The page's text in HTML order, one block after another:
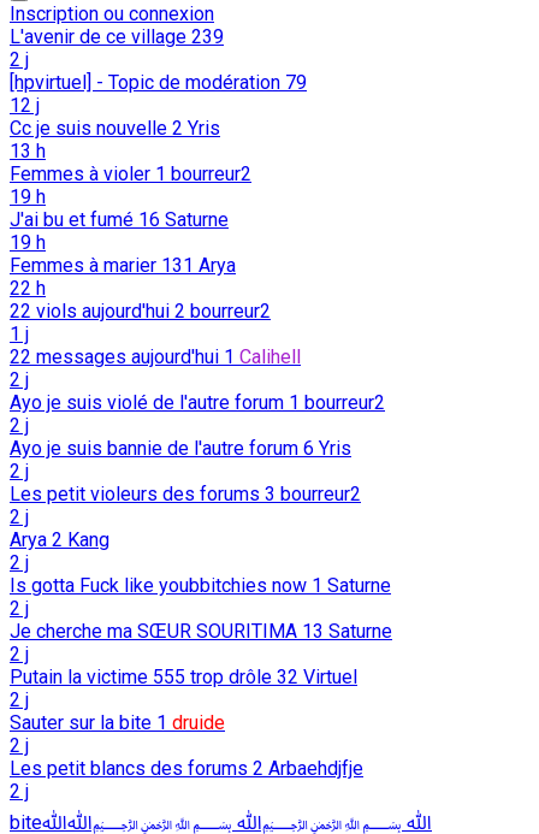
Inscription ou connexion
L'avenir de ce village 239
2 j
[hpvirtuel] - Topic de modération 79
12 j
Cc je suis nouvelle 2 Yris
13 h
Femmes à violer 1 bourreur2
19 h
J'ai bu et fumé 16 Saturne
19 h
Femmes à marier 131 Arya
22 h
22 viols aujourd'hui 2 bourreur2
1 j
22 messages aujourd'hui 1 Calihell
2 j
Ayo je suis violé de l'autre forum 1 bourreur2
2 j
Ayo je suis bannie de l'autre forum 6 Yris
2 j
Les petit violeurs des forums 3 bourreur2
2 j
Arya 2 Kang
2 j
Is gotta Fuck like youbbitchies now 1 Saturne
2 j
Je cherche ma SŒUR SOURITIMA 13 Saturne
2 j
Putain la victime 555 trop drôle 32 Virtuel
2 j
Sauter sur la bite 1 druide
2 j
Les petit blancs des forums 2 Arbaehdjfje
2 j
biteﷲ ﷽ﷲ ﷽ﷲﷲ